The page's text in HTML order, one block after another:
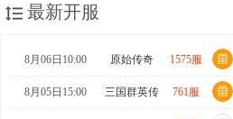
最新开服
8月06日10:00 原始传奇 1575服
8月05日15:00 三国群英传 761服